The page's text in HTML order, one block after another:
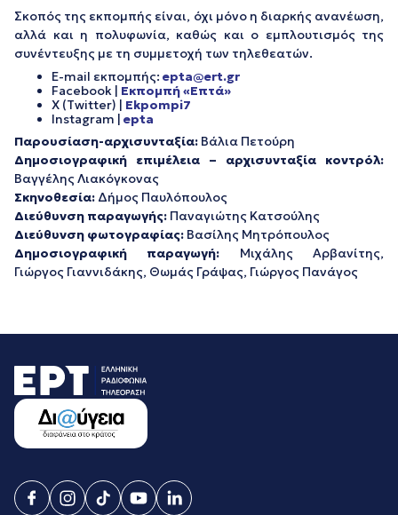
Σκοπός της εκπομπής είναι, όχι μόνο η διαρκής ανανέωση,
αλλά και η πολυφωνία, καθώς και ο εμπλουτισμός της
συνέντευξης με τη συμμετοχή των τηλεθεατών.
E-mail εκπομπής: epta@ert.gr
Facebook | Εκπομπή «Επτά»
X (Twitter) | Ekpompi7
Instagram | epta
Παρουσίαση-αρχισυνταξία: Βάλια Πετούρη
Δημοσιογραφική επιμέλεια – αρχισυνταξία κοντρόλ:
Βαγγέλης Λιακόγκονας
Σκηνοθεσία: Δήμος Παυλόπουλος
Διεύθυνση παραγωγής: Παναγιώτης Κατσούλης
Διεύθυνση φωτογραφίας: Βασίλης Μητρόπουλος
Δημοσιογραφική παραγωγή: Μιχάλης Αρβανίτης,
Γιώργος Γιαννιδάκης, Θωμάς Γράψας, Γιώργος Πανάγος